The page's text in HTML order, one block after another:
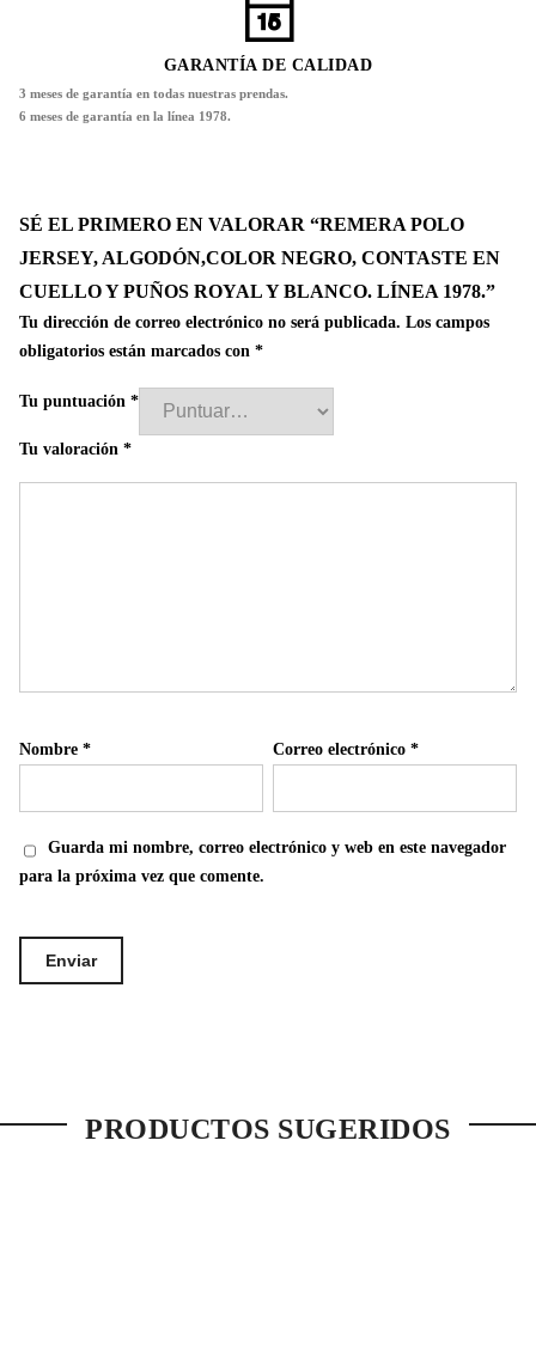
GARANTÍA DE CALIDAD
3 meses de garantía en todas nuestras prendas.
6 meses de garantía en la línea 1978.
SÉ EL PRIMERO EN VALORAR “REMERA POLO
JERSEY, ALGODÓN,COLOR NEGRO, CONTASTE EN
CUELLO Y PUÑOS ROYAL Y BLANCO. LÍNEA 1978.”
Tu dirección de correo electrónico no será publicada. Los campos
obligatorios están marcados con *
Tu puntuación *
Tu valoración *
Nombre * Correo electrónico*
Guarda mi nombre, correo electrónico y web en este navegador
para la próxima vez que comente.
PRODUCTOS SUGERIDOS